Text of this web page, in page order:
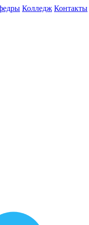
Колледж Контакты